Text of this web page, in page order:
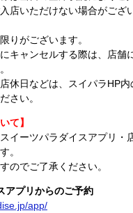
店いただけない場合がござ
りがございます。
キャンセルする際は、店舗
休日などは、スイパラHP
さい。
て】
イーツパラダイスアプリ・
。
のでご了承ください。
アプリからのご予約
app/